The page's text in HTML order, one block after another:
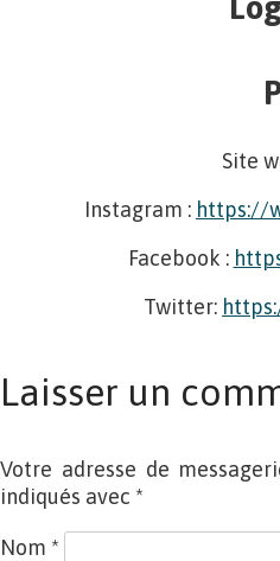
Site
Instagram : https://
Facebook :
Twitter:
Laisser un
Votre adresse de
indiqués avec *
Nom *